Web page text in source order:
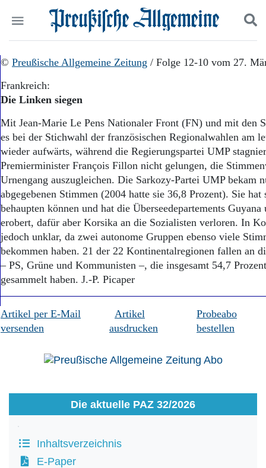
Start
Wer wir sind
Aktuelle Ausgabe
Abonnenten-Login
Abonnent werden
Archiv
Mediadaten
Politik
Leben
Geschichte
Ostpreußen
Pommern
Berlin-Brandenburg
Schlesien
Danzig und Westpreußen
Bücher
Kontakt
Impressum
Suchen und finden
© Preußische Allgemeine Zeitung / Folge 12-10 vom 27.
Frankreich:
Die Linken siegen
Mit Jean-Marie Le Pens Nationaler Front (FN) und mit den
es bei der Stichwahl der französischen Regionalwahlen am
wieder aufwärts, während die Regierungspartei UMP
Premierminister François Fillon nicht gelungen, die
Urnengang auszugleichen. Die Sarkozy-Partei UMP bekam
abgegebenen Stimmen (2004 hatte sie 36,8 Prozent). Sie hat
behaupten können und hat die Überseedepartements
erobert, dafür aber Korsika an die Sozialisten verloren. In
jedoch unklar, da zwei autonome Gruppen ebenso viele
bekommen haben. 21 der 22 Kontinentalregionen fallen an
– PS, Grüne und Kommunisten –, die insgesamt 54,7
gesammelt haben. J.-P. Picaper
Artikel per E-Mail
versenden
Artikel
ausdrucken
Probeabo
bestellen
Die aktuelle PAZ 32/2026
Inhaltsverzeichnis
E-Paper